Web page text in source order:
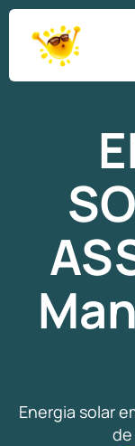
Energia solar